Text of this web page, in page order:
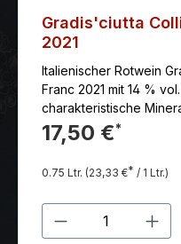
Gradis'ciutta
2021
Italienischer Rotwein
Franc 2021 mit 14 %
charakteristische
einzigartigen Friulaner
bringt.
17,50 €*
0.75 Ltr. (23,33 €* / 1 Ltr.)
Produkt